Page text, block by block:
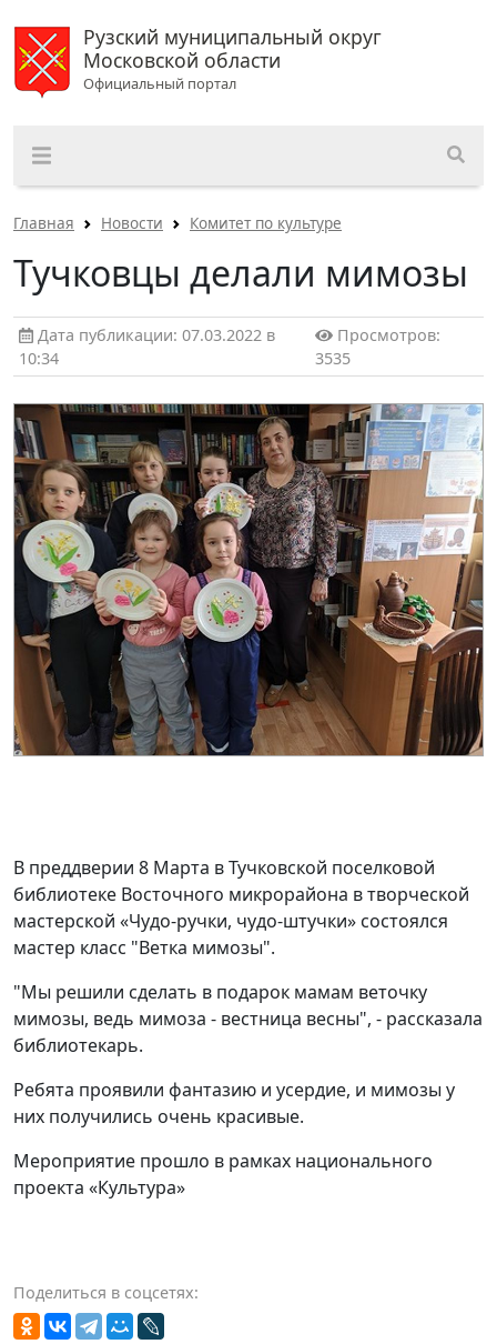
Рузский муниципальный округ
Московской области
Официальный портал
Главная Новости Комитет по культуре
Тучковцы делали мимозы
Дата публикации: 07.03.2022 в
10:34
Просмотров:
3535
В преддверии 8 Марта в Тучковской поселковой
библиотеке Восточного микрорайона в творческой
мастерской «Чудо-ручки, чудо-штучки» состоялся
мастер класс "Ветка мимозы".
"Мы решили сделать в подарок мамам веточку
мимозы, ведь мимоза - вестница весны", - рассказала
библиотекарь.
Ребята проявили фантазию и усердие, и мимозы у
них получились очень красивые.
Мероприятие прошло в рамках национального
проекта «Культура»
Поделиться в соцсетях: